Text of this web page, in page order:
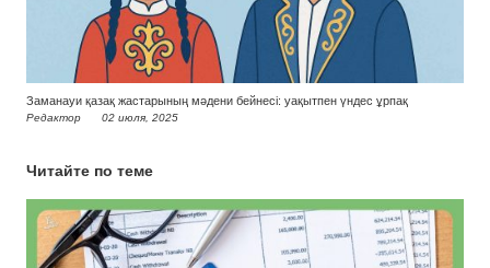
Заманауи қазақ жастарының мәдени бейнесі: уақытпен үндес ұрпақ
Редактор 02 июля, 2025
Читайте по теме